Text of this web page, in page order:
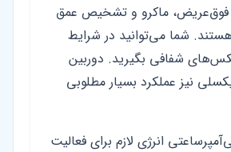
فوق‌عریض، ماکرو و تشخیص عمق
شما می‌توانید در شرایط
شفافی بگیرید. دوربین
مگاپیکسلی نیز عملکرد بسیار مطلوبی
۴۵۰۰ میلی‌آمپرساعتی انرژی لازم برای فعالیت